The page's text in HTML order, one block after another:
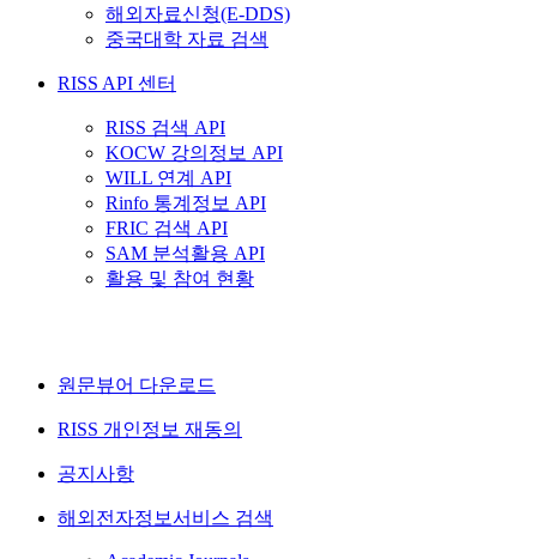
해외자료신청(E-DDS)
중국대학 자료 검색
RISS API 센터
RISS 검색 API
KOCW 강의정보 API
WILL 연계 API
Rinfo 통계정보 API
FRIC 검색 API
SAM 분석활용 API
활용 및 참여 현황
원문뷰어 다운로드
RISS 개인정보 재동의
공지사항
해외전자정보서비스 검색